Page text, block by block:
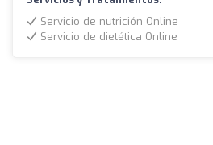
Servicio de nutrición Online
Servicio de dietética Online